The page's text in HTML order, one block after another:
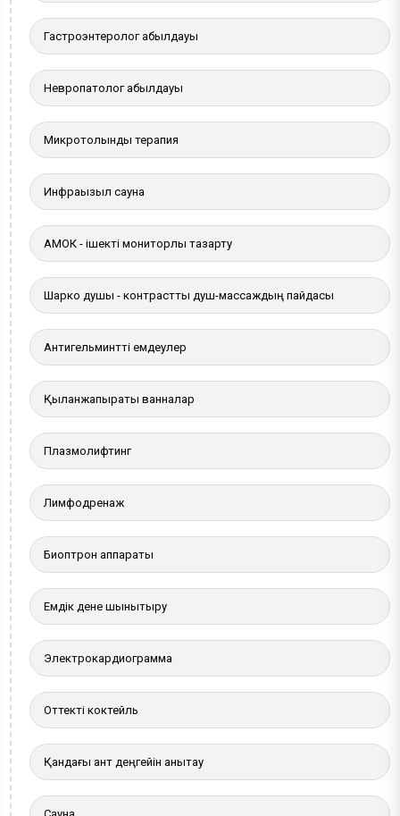
Гастроэнтеролог қабылдауы
Невропатолог қабылдауы
Микротолқынды терапия
Инфрақызыл сауна
АМОК - ішекті мониторлы тазарту
Шарко душы - контрастты душ-массаждың пайдасы
Антигельминтті емдеулер
Қылқанжапырақты ванналар
Плазмолифтинг
Лимфодренаж
Биоптрон аппараты
Емдік дене шынықтыру
Электрокардиограмма
Оттекті коктейль
Қандағы қант деңгейін анықтау